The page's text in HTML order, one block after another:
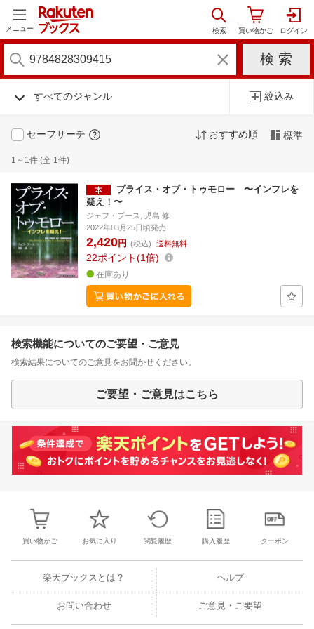
メニュー
すべてのジャンル 絞込み
セーフサーチ おすすめ順 標準
1～1件 (全 1件)
プライス・オブ・トゥモロー 〜インフレを
疑え！〜
ジェフ・ブース, 児島 修
2022年03月25日頃発売
2,420円 (税込) 送料無料
22ポイント 1倍
在庫あり
検索機能についてのご要望・ご意見
検索結果についてのご意見をお聞かせください。
ご要望・ご意見はこちら
買い物かご お気に入り 閲覧履歴 購入履歴 クーポン
楽天ブックスとは？ ヘルプ
お問い合わせ ご意見・ご要望